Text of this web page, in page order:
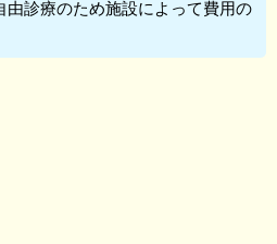
由診療のため施設によって費用の